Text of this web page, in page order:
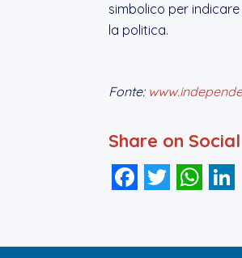
simbolico per
la politica.
Fonte:
Share on
Twitter